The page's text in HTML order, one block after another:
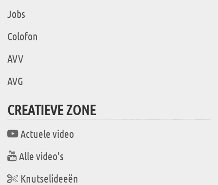
Jobs
Colofon
AVV
AVG
CREATIEVE ZONE
Actuele video
Alle video's
Knutselideeën